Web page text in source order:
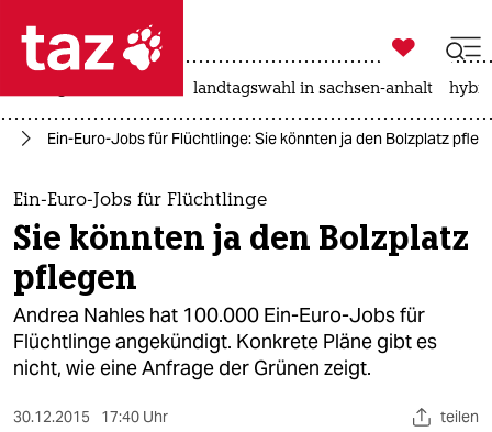
 taz zahl ich
taz zahl ich
themen
politik
öko
gesellschaft

taz zahl ich
landtagswahl in sachsen-anhalt
Ein-Euro-Jobs für Flüchtlinge: Sie könnten ja den Bolzplatz
Ein-Euro-Jobs für Flüchtlinge
Sie könnten ja den Bolzplatz
pflegen
Andrea Nahles hat 100.000 Ein-Euro-Jobs für
Flüchtlinge angekündigt. Konkrete Pläne gibt es
nicht, wie eine Anfrage der Grünen zeigt.
30.12.2015 17:40 Uhr teilen